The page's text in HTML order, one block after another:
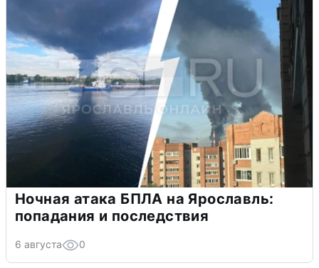
Ночная атака БПЛА на Ярославль:
попадания и последствия
6 августа 0